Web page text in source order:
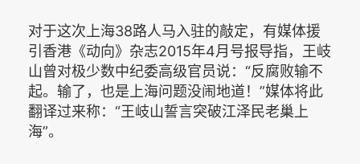
对于这次上海38路人马入驻的敲定，有媒体援
引香港《动向》杂志2015年4月号报导指，王岐
山曾对极少数中纪委高级官员说：“反腐败输不
起。输了，也是上海问题没闹地道！”媒体将此
翻译过来称：“王岐山誓言突破江泽民老巢上
海”。